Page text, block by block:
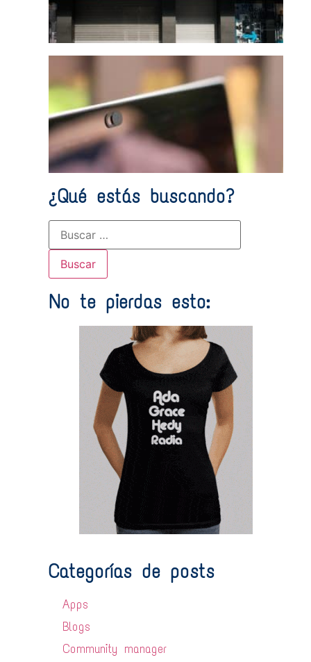
¿Qué estás buscando?
No te pierdas esto:
Categorías de posts
Apps
Blogs
Community manager